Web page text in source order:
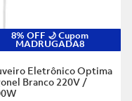
8% OFF 🌙 Cupom
MADRUGADA8
Eletrônico Optima
Branco 220V /